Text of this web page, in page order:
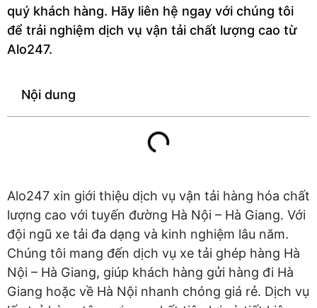
quý khách hàng. Hãy liên hệ ngay với chúng tôi
để trải nghiệm dịch vụ vận tải chất lượng cao từ
Alo247.
Nội dung
Alo247 xin giới thiệu dịch vụ vận tải hàng hóa chất
lượng cao với tuyến đường Hà Nội – Hà Giang. Với
đội ngũ xe tải đa dạng và kinh nghiệm lâu năm.
Chúng tôi mang đến dịch vụ xe tải ghép hàng Hà
Nội – Hà Giang, giúp khách hàng gửi hàng đi Hà
Giang hoặc về Hà Nội nhanh chóng giá rẻ. Dịch vụ